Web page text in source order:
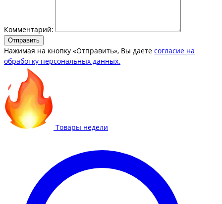
Комментарий:
Отправить
Нажимая на кнопку «Отправить», Вы даете согласие на
обработку персональных данных.
Товары недели